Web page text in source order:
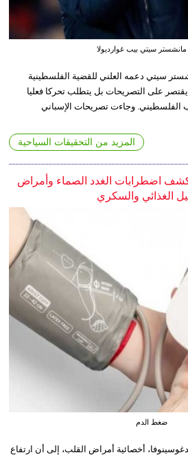
سيتي بيب غوارديولا
سيتي دعمه العلني للقضية الفلسطينية
على التصريحات بل يتطلب تحركا فعليا
الفلسطيني. وجاءت تصريحات الإسباني
المزيد من التحقيقات السياحية
اضطرابات الغدد الصماء وأمراض
الغذائي والسكري
ضغط الدم
أخصائية أمراض القلب، إلى أن ارتفاع